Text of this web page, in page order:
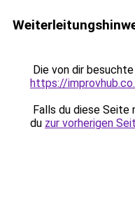
Die von dir
https://
Falls du diese
du zur vorherigen